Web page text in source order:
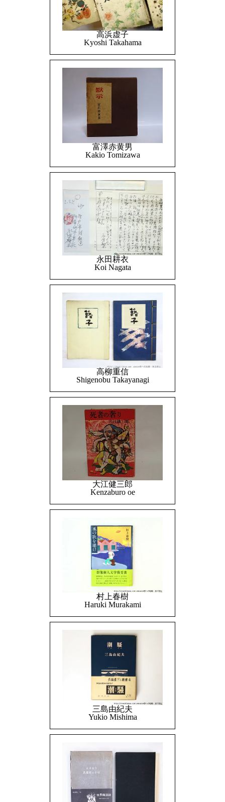
高浜虚子
Kyoshi Takahama
富澤赤黄男
Kakio Tomizawa
永田耕衣
Koi Nagata
高柳重信
Shigenobu Takayanagi
大江健三郎
Kenzaburo oe
村上春樹
Haruki Murakami
三島由紀夫
Yukio Mishima